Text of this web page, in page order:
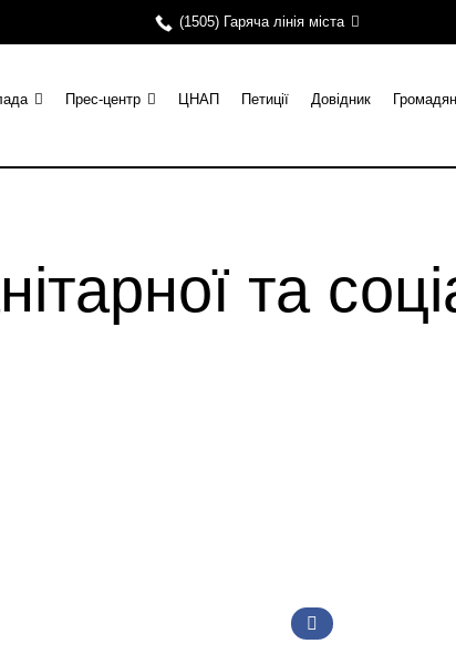
(1505) Гаряча лінія міста
Прес-центр ЦНАП Петиції Довідник
та